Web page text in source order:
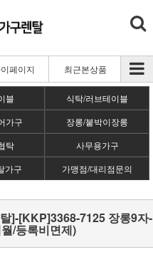
페이지 최근본상품
블
식탁/러브테이블
가구
장롱/붙박이장롱
탁
사무용가구
가구
가맹점/대리점문의
]-[KKP]3368-7125 장롱9자-
/등록비면제)